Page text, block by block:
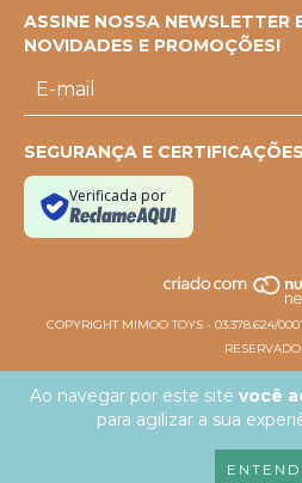
Ao navegar por este site você
para agilizar a sua
ASSINE NOSSA NEWSLETTER
NOVIDADES E PROMOÇÕES!
SEGURANÇA E CERTIFICAÇÕES
Verificada por
COPYRIGHT MIMOO TOYS - 03.378.624/